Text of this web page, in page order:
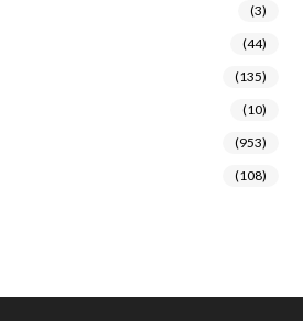
(3)
(44)
(135)
(10)
(953)
(108)